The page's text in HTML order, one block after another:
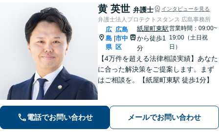
黄 英世 弁護士 インタビューを見る
弁護士法人プロテクトスタンス 広島事務所
広
島
県
|
広島
市中
区
紙屋町東駅
から徒歩1
分
営業時間：09:00~
19:00（土日祝
日）
【4万件を超える法律相談実績】あなた
に合った解決策をご提案します。まず
はご相談を。【紙屋町東駅 徒歩1分】
電話でお問い合わせ メールでお問い合わせ